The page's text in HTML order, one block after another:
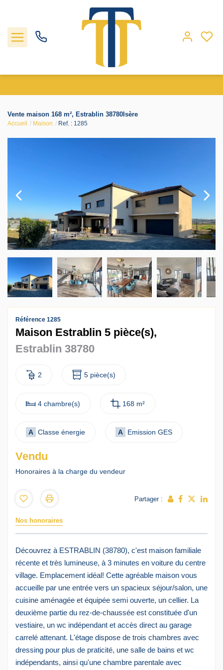
Estimation
Contact
Accès clients
Vente maison 168 m², Estrablin 38780Isère
Accueil Maison Ref. : 1285
Référence 1285
Maison Estrablin 5 pièce(s),
Estrablin 38780
2 5 pièce(s)
4 chambre(s) 168 m²
A Classe énergie A Emission GES
Vendu
Honoraires à la charge du vendeur
Partager :
Nos honoraires
Découvrez à ESTRABLIN (38780), c'est maison familiale
récente et très lumineuse, à 3 minutes en voiture du centre
village. Emplacement idéal! Cette agréable maison vous
accueille par une entrée vers un spacieux séjour/salon, une
cuisine aménagée et équipée semi ouverte, un cellier. La
deuxième partie du rez-de-chaussée est constituée d'un
vestiaire, un wc indépendant et accès direct au garage
carrelé attenant. L'étage dispose de trois chambres avec
dressing pour plus de praticité, une salle de bains et wc
indépendants, ainsi qu'une chambre parentale avec